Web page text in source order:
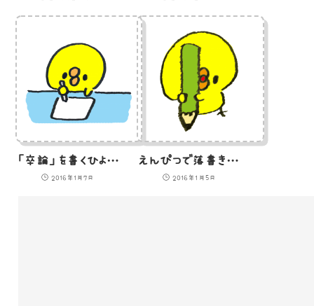
「卒論」を書くひよこのイラスト
2016年1月7日
えんぴつで落書きするひよこのイラスト
2016年1月5日